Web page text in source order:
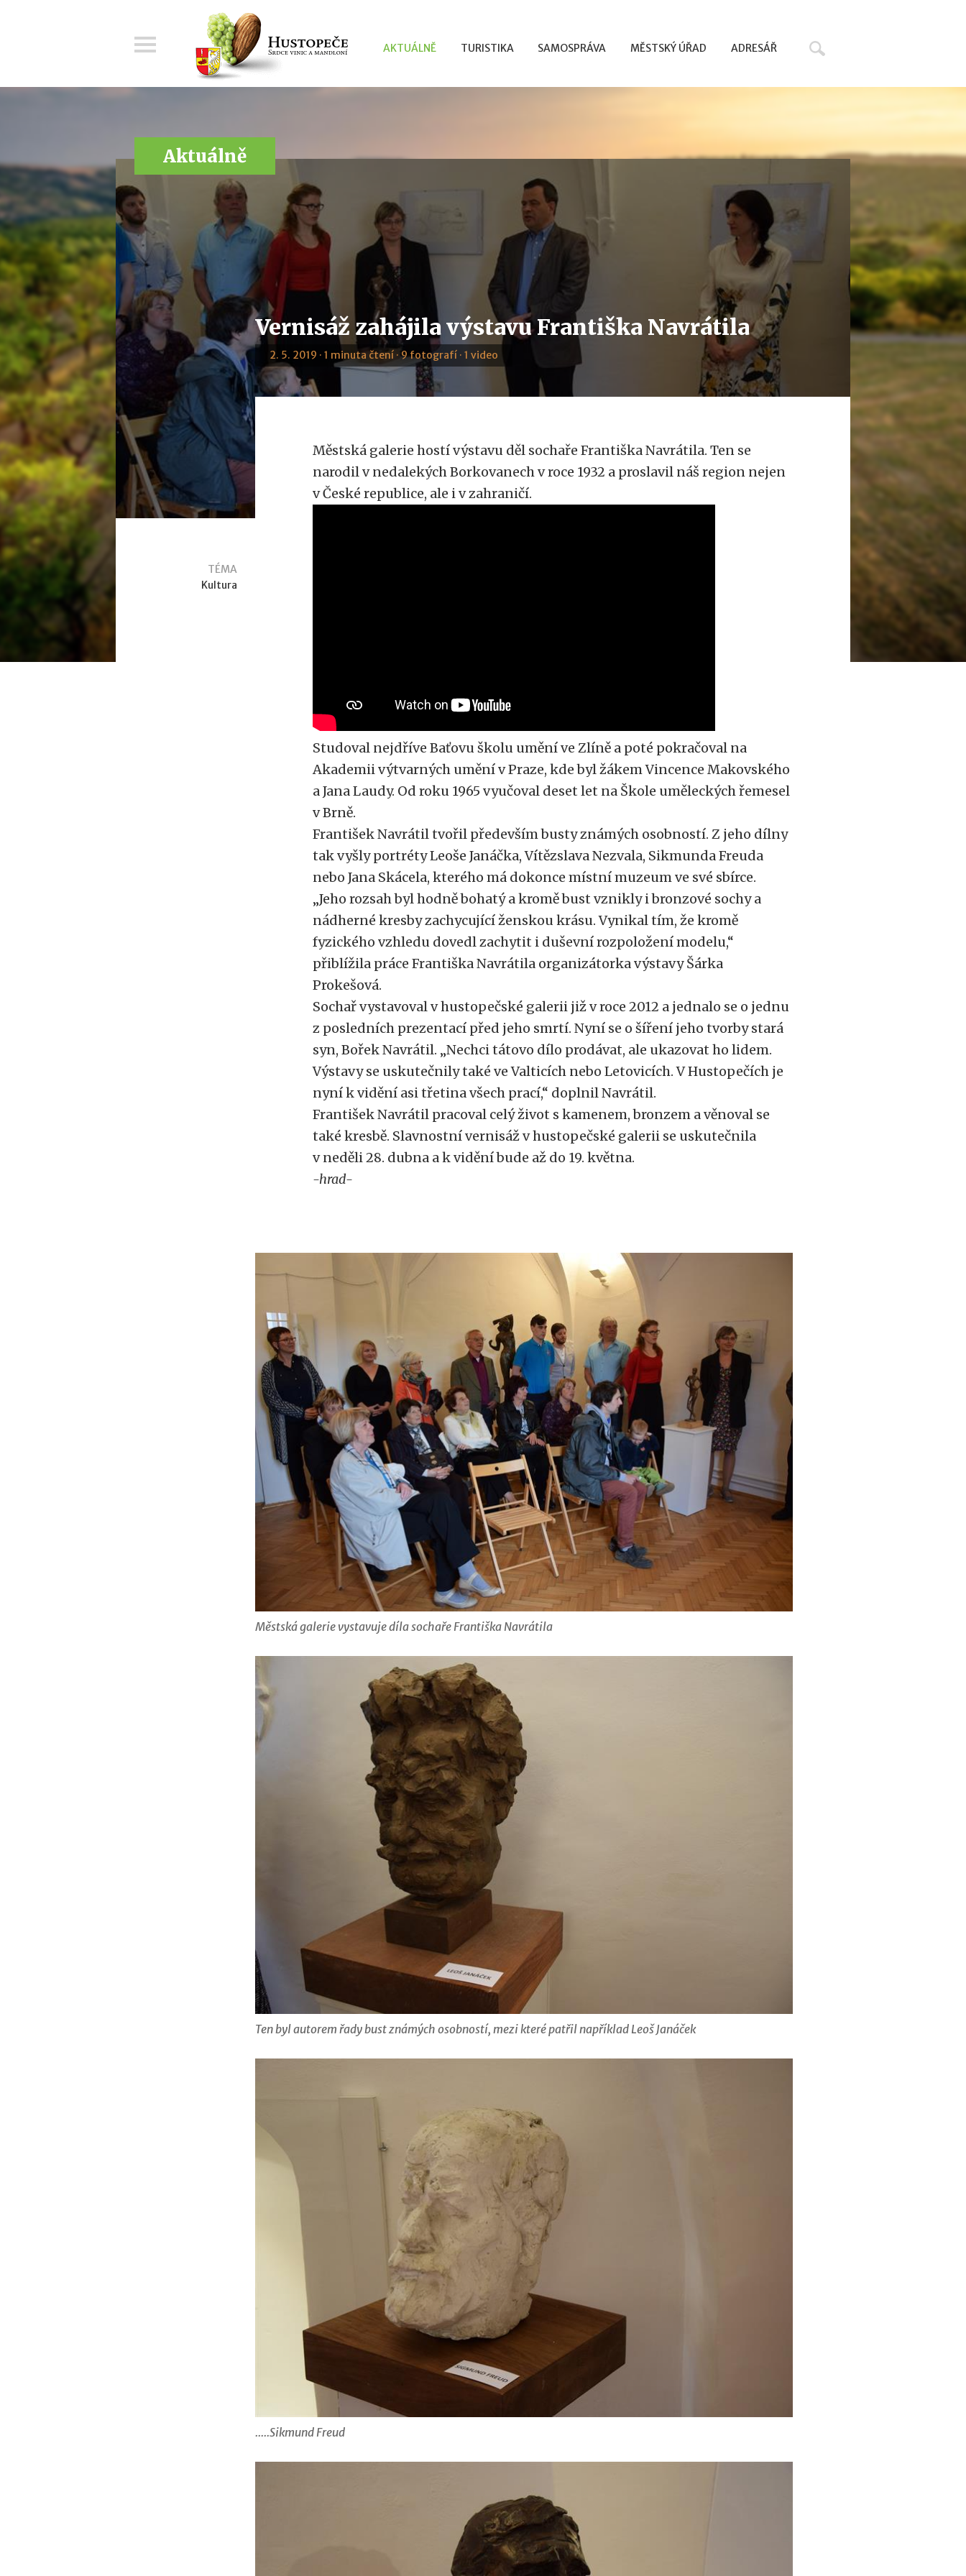
AKTUÁLNĚ TURISTIKA SAMOSPRÁVA MĚSTSKÝ ÚŘAD ADRESÁŘ
Aktuálně
Vernisáž zahájila výstavu Františka Navrátila
2. 5. 2019 · 1 minuta čtení · 9 fotografí · 1 video
TÉMA
Kultura
Městská galerie hostí výstavu děl sochaře Františka Navrátila. Ten se
narodil v nedalekých Borkovanech v roce 1932 a proslavil náš region nejen
v České republice, ale i v zahraničí.
Studoval nejdříve Baťovu školu umění ve Zlíně a poté pokračoval na
Akademii výtvarných umění v Praze, kde byl žákem Vincence Makovského
a Jana Laudy. Od roku 1965 vyučoval deset let na Škole uměleckých řemesel
v Brně.
František Navrátil tvořil především busty známých osobností. Z jeho dílny
tak vyšly portréty Leoše Janáčka, Vítězslava Nezvala, Sikmunda Freuda
nebo Jana Skácela, kterého má dokonce místní muzeum ve své sbírce.
„Jeho rozsah byl hodně bohatý a kromě bust vznikly i bronzové sochy a
nádherné kresby zachycující ženskou krásu. Vynikal tím, že kromě
fyzického vzhledu dovedl zachytit i duševní rozpoložení modelu,“
přiblížila práce Františka Navrátila organizátorka výstavy Šárka
Prokešová.
Sochař vystavoval v hustopečské galerii již v roce 2012 a jednalo se o jednu
z posledních prezentací před jeho smrtí. Nyní se o šíření jeho tvorby stará
syn, Bořek Navrátil. „Nechci tátovo dílo prodávat, ale ukazovat ho lidem.
Výstavy se uskutečnily také ve Valticích nebo Letovicích. V Hustopečích je
nyní k vidění asi třetina všech prací,“ doplnil Navrátil.
František Navrátil pracoval celý život s kamenem, bronzem a věnoval se
také kresbě. Slavnostní vernisáž v hustopečské galerii se uskutečnila
v neděli 28. dubna a k vidění bude až do 19. května.
-hrad-
Městská galerie vystavuje díla sochaře Františka Navrátila
Ten byl autorem řady bust známých osobností, mezi které patřil například Leoš Janáček
.....Sikmund Freud